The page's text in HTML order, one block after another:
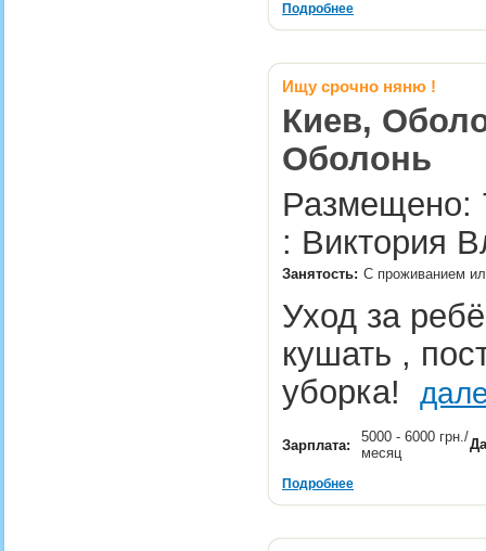
Подробнее
Ищу срочно няню !
Киев,
Оболонь
Размещено:
: Виктория
Занятость: С проживанием
Уход за
кушать ,
уборка!
Зарплата:
5000 - 6000 грн./
месяц
Подробнее